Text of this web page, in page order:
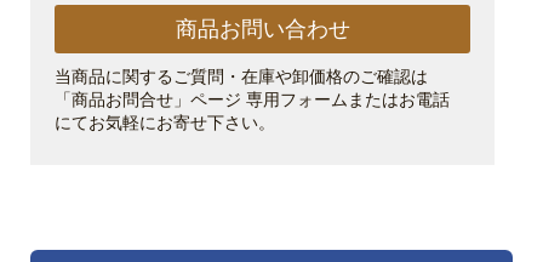
商品お問い合わせ
当商品に関するご質問・在庫や卸価格のご確認は
「商品お問合せ」ページ 専用フォームまたはお電話
にてお気軽にお寄せ下さい。